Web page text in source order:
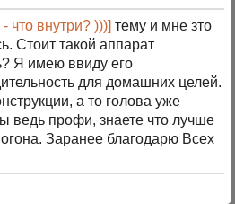
- что внутри? )))] тему и мне зто
Стоит такой аппарат
Я имею ввиду его
для домашних целей.
а то голова уже
ведь профи, знаете что лучше
Заранее благодарю Всех